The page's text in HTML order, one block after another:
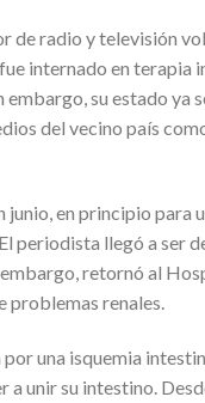
de radio y televisión
internado en terapia
embargo, su estado ya
del vecino país
junio, en principio
periodista llegó a ser
retornó al
problemas renales.
una isquemia
unir su intestino.